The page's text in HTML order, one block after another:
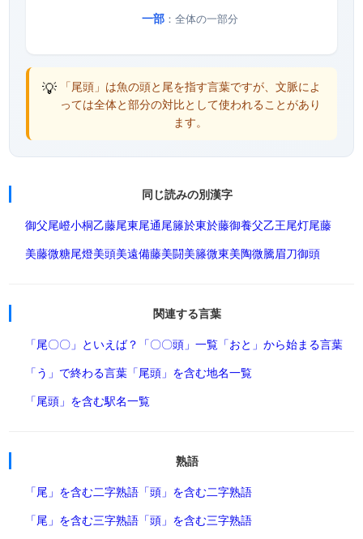
一部：全体の一部分
💡 「尾頭」は魚の頭と尾を指す言葉ですが、文脈によ
っては全体と部分の対比として使われることがあり
ます。
同じ読みの別漢字
御父尾嶝小桐乙藤尾東尾通尾籐於東於藤御養父乙王尾灯尾藤
美藤微糖尾燈美頭美遠備藤美闘美籐微東美陶微騰眉刀御頭
関連する言葉
「尾〇〇」といえば？ 「〇〇頭」一覧 「おと」から始まる言葉
「う」で終わる言葉 「尾頭」を含む地名一覧
「尾頭」を含む駅名一覧
熟語
「尾」を含む二字熟語 「頭」を含む二字熟語
「尾」を含む三字熟語 「頭」を含む三字熟語